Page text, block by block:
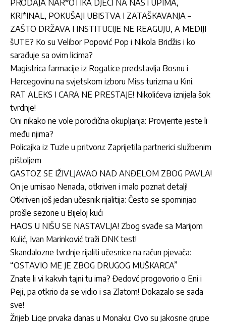
PRODAJA NAR*OTIKA DJECI NA NASTUPIMA,
KRI*INAL, POKUŠAJI UBISTVA I ZATAŠKAVANJA –
ZAŠTO DRŽAVA I INSTITUCIJE NE REAGUJU, A MEDIJI
šUTE? Ko su Velibor Popović Pop i Nikola Bridžis i ko
sarađuje sa ovim licima?
Magistrica farmacije iz Rogatice predstavlja Bosnu i
Hercegovinu na svjetskom izboru Miss turizma u Kini.
RAT ALEKS I CARA NE PRESTAJE! Nikolićeva iznijela šok
tvrdnje!
Oni nikako ne vole porodična okupljanja: Provjerite jeste li
među njima?
Policajka iz Tuzle u pritvoru: Zaprijetila partnerici službenim
pištoljem
GASTOZ SE IŽIVLJAVAO NAD ANĐELOM ZBOG PAVLA!
On je urnisao Nenada, otkriven i malo poznat detalj!
Otkriven još jedan učesnik rijalitija: Često se spominjao
prošle sezone u Bijeloj kući
HAOS U NIŠU SE NASTAVLJA! Zbog svađe sa Marijom
Kulić, Ivan Marinković traži DNK test!
Skandalozne tvrdnje rijaliti učesnice na račun pjevača:
“OSTAVIO ME JE ZBOG DRUGOG MUŠKARCA”
Znate li vi kakvih tajni tu ima? Đedovć progovorio o Eni i
Peji, pa otkrio da se vidio i sa Zlatom! Dokazalo se sada
sve!
Žrijeb Lige prvaka danas u Monaku: Ovo su jakosne grupe